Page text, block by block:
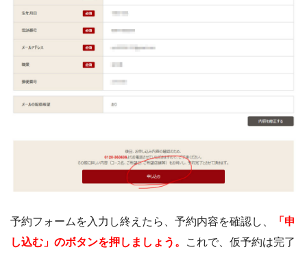
予約フォームを入力し終えたら、予約内容を確認し、
「申
し込む」のボタンを押しましょう。
これで、仮予約は完了